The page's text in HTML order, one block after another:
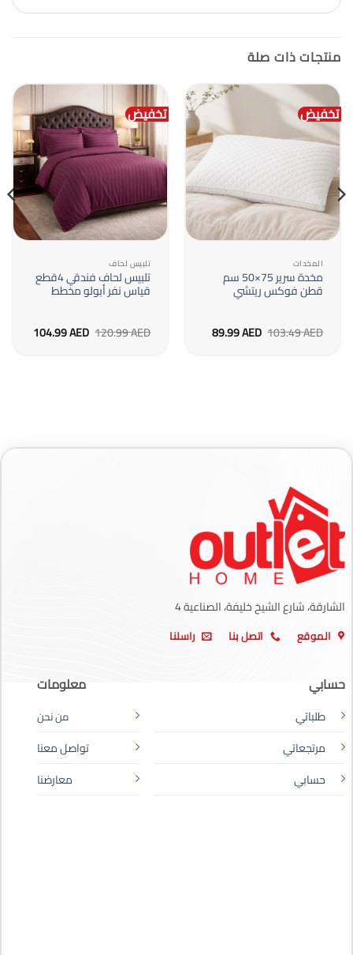
منتجات ذات صلة
تخفيض
المخدات
مخدة سرير 75×50 سم
قطن فوكس ريتشي
103.49AED السعر
الأصلي89.99AED السعر
الحالي
تخفيض
تلبيس لحاف
تلبيس لحاف فندقي 4قطع
قياس نفر أبولو مخطط
120.99AED السعر
الأصلي104.99AED السعر
الشارقة، شارع الشيخ خليفة، الصناعية 4
الموقع اتصل بنا راسلنا
حسابي
طلباتي
مرتجعاتي
حسابي
معلومات
من نحن
تواصل معنا
معارضنا